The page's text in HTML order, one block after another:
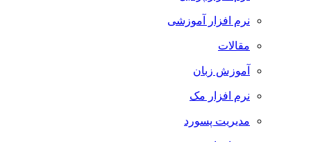
نرم افزار آموزشی
مقالات
آموزش زبان
نرم افزار مک
مدیریت پسورد